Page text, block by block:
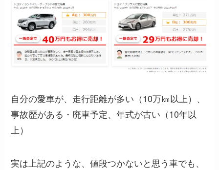
自分の愛車が、走行距離が多い（10万㎞以上）、
事故歴がある・廃車予定、年式が古い（10年以
上）
実は上記のような、値段つかないと思う車でも、